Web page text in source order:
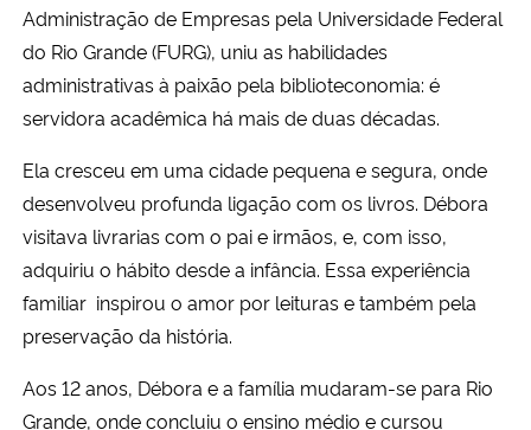
Administração de Empresas pela Universidade Federal
do Rio Grande (FURG), uniu as habilidades
administrativas à paixão pela biblioteconomia: é
servidora acadêmica há mais de duas décadas.
Ela cresceu em uma cidade pequena e segura, onde
desenvolveu profunda ligação com os livros. Débora
visitava livrarias com o pai e irmãos, e, com isso,
adquiriu o hábito desde a infância. Essa experiência
familiar inspirou o amor por leituras e também pela
preservação da história.
Aos 12 anos, Débora e a família mudaram-se para Rio
Grande, onde concluiu o ensino médio e cursou